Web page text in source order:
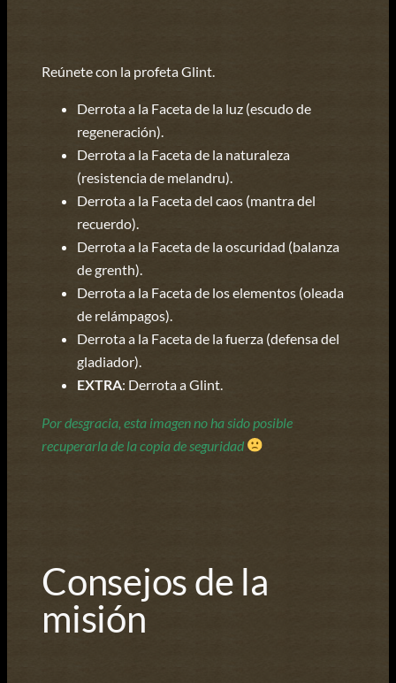
Reúnete con la profeta Glint.
Derrota a la Faceta de la luz (escudo de
regeneración).
Derrota a la Faceta de la naturaleza
(resistencia de melandru).
Derrota a la Faceta del caos (mantra del
recuerdo).
Derrota a la Faceta de la oscuridad (balanza
de grenth).
Derrota a la Faceta de los elementos (oleada
de relámpagos).
Derrota a la Faceta de la fuerza (defensa del
gladiador).
EXTRA: Derrota a Glint.
Por desgracia, esta imagen no ha sido posible
recuperarla de la copia de seguridad
Consejos de la
misión